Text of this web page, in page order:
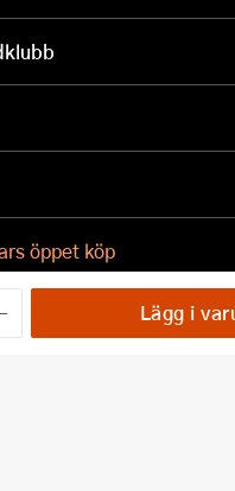
Lägg i
öppet köp
Kitch´n-appen